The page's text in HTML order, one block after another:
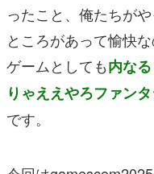
ったこと、俺たちが
ところがあって愉快
ゲームとしても内な
りゃええやろファン
です。